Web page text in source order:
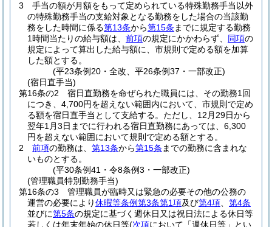
3
手当の額が月額をもって定められている特殊勤務手当以外
の特殊勤務手当の支給対象となる勤務をした場合の当該勤
務をした時間に係る第13条から第15条 までに規定する勤務
1時間当たりの給与額は、 前項の規定にかかわらず、 同項の
規定によって算出した給与額に、市規則で定める額を加算
した額とする。
(平23条例20・全改、平26条例37・一部改正)
(宿日直手当)
第16条の2
宿日直勤務を命ぜられた職員には、その勤務1回
につき、4,700円を超えない範囲内において、市規則で定め
る額を宿日直手当として支給する。 ただし、12月29日から
翌年1月3日までに行われる宿日直勤務にあっては、6,300
円を超えない範囲において規則で定める額とする。
2
前項の勤務は、 第13条から第15条 までの勤務に含まれな
いものとする。
(平30条例41・令8条例3・一部改正)
(管理職員特別勤務手当)
第16条の3
管理職員が臨時又は緊急の必要その他の公務の
運営の必要により休暇等条例第3条第1項及び第4項
第4条
並びに第5条の規定に基づく週休日又は祝日法による休日等
若しくは年末年始の休日等(次項において「週休日等」とい